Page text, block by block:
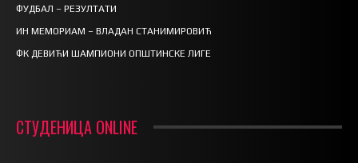
ФУДБАЛ – РЕЗУЛТАТИ
ИН МЕМОРИАМ – ВЛАДАН СТАНИМИРОВИЋ
ФК ДЕВИЋИ ШАМПИОНИ ОПШТИНСКЕ ЛИГЕ
СТУДЕНИЦА ONLINE